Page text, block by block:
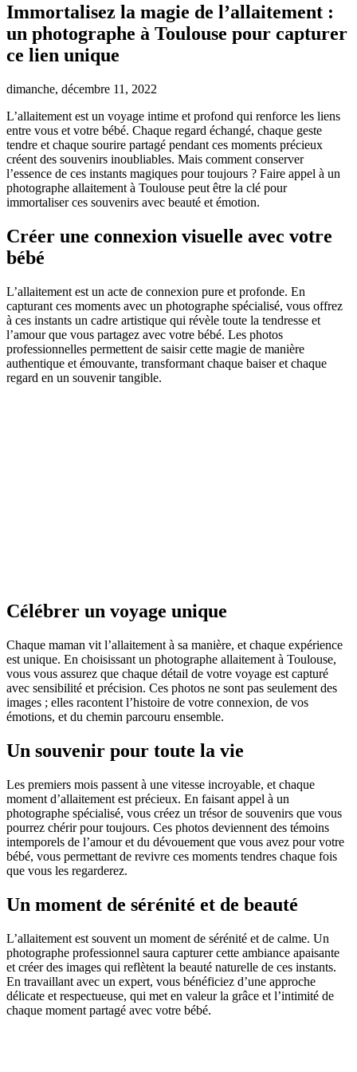
Immortalisez la magie de l’allaitement :
un photographe à Toulouse pour capturer
ce lien unique
dimanche, décembre 11, 2022
L’allaitement est un voyage intime et profond qui renforce les liens
entre vous et votre bébé. Chaque regard échangé, chaque geste
tendre et chaque sourire partagé pendant ces moments précieux
créent des souvenirs inoubliables. Mais comment conserver
l’essence de ces instants magiques pour toujours ? Faire appel à un
photographe allaitement à Toulouse peut être la clé pour
immortaliser ces souvenirs avec beauté et émotion.
Créer une connexion visuelle avec votre
bébé
L’allaitement est un acte de connexion pure et profonde. En
capturant ces moments avec un photographe spécialisé, vous offrez
à ces instants un cadre artistique qui révèle toute la tendresse et
l’amour que vous partagez avec votre bébé. Les photos
professionnelles permettent de saisir cette magie de manière
authentique et émouvante, transformant chaque baiser et chaque
regard en un souvenir tangible.
Célébrer un voyage unique
Chaque maman vit l’allaitement à sa manière, et chaque expérience
est unique. En choisissant un photographe allaitement à Toulouse,
vous vous assurez que chaque détail de votre voyage est capturé
avec sensibilité et précision. Ces photos ne sont pas seulement des
images ; elles racontent l’histoire de votre connexion, de vos
émotions, et du chemin parcouru ensemble.
Un souvenir pour toute la vie
Les premiers mois passent à une vitesse incroyable, et chaque
moment d’allaitement est précieux. En faisant appel à un
photographe spécialisé, vous créez un trésor de souvenirs que vous
pourrez chérir pour toujours. Ces photos deviennent des témoins
intemporels de l’amour et du dévouement que vous avez pour votre
bébé, vous permettant de revivre ces moments tendres chaque fois
que vous les regarderez.
Un moment de sérénité et de beauté
L’allaitement est souvent un moment de sérénité et de calme. Un
photographe professionnel saura capturer cette ambiance apaisante
et créer des images qui reflètent la beauté naturelle de ces instants.
En travaillant avec un expert, vous bénéficiez d’une approche
délicate et respectueuse, qui met en valeur la grâce et l’intimité de
chaque moment partagé avec votre bébé.